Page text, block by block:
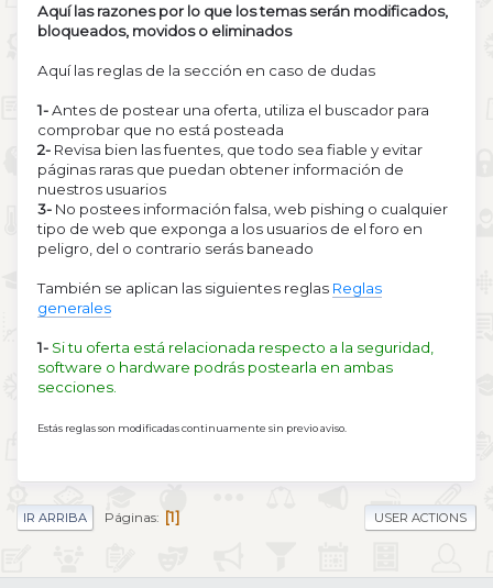
Aquí las razones por lo que los temas serán modificados,
bloqueados, movidos o eliminados
Aquí las reglas de la sección en caso de dudas
1-Antes de postear una oferta, utiliza el buscador para
comprobar que no está posteada
2- Revisa bien las fuentes, que todo sea fiable y evitar
páginas raras que puedan obtener información de
nuestros usuarios
3- No postees información falsa, web pishing o cualquier
tipo de web que exponga a los usuarios de el foro en
peligro, del o contrario serás baneado
También se aplican las siguientes reglas Reglas
generales
1- Si tu oferta está relacionada respecto a la seguridad,
software o hardware podrás postearla en ambas
secciones.
Estás reglas son modificadas continuamente sin previo aviso.
IR ARRIBA Páginas 1 USER ACTIONS